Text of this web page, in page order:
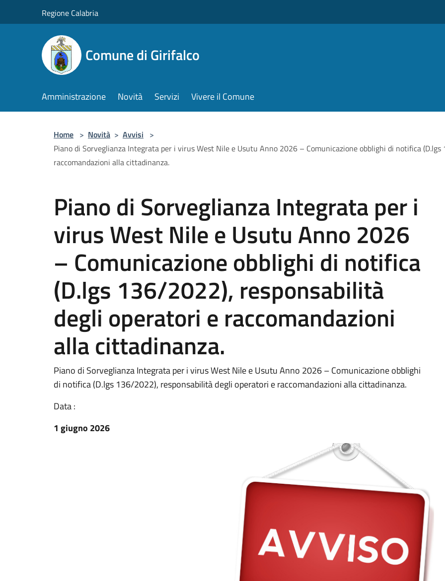
Regione Calabria
Comune di Girifalco
Amministrazione Novità Servizi Vivere il Comune
Home > Novità > Avvisi >
Piano di Sorveglianza Integrata per i virus West Nile e Usutu Anno 2026 – Comunicazione obblighi di notifica
raccomandazioni alla cittadinanza.
Piano di Sorveglianza Integrata per i
virus West Nile e Usutu Anno 2026
– Comunicazione obblighi di notifica
(D.lgs 136/2022), responsabilità
degli operatori e raccomandazioni
alla cittadinanza.
Piano di Sorveglianza Integrata per i virus West Nile e Usutu Anno 2026 – Comunicazione obblighi
di notifica (D.lgs 136/2022), responsabilità degli operatori e raccomandazioni alla cittadinanza.
Data :
1 giugno 2026